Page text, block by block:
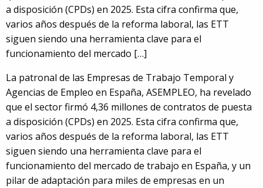
a disposición (CPDs) en 2025. Esta cifra confirma que,
varios años después de la reforma laboral, las ETT
siguen siendo una herramienta clave para el
funcionamiento del mercado […]
La patronal de las Empresas de Trabajo Temporal y
Agencias de Empleo en España, ASEMPLEO, ha revelado
que el sector firmó 4,36 millones de contratos de puesta
a disposición (CPDs) en 2025. Esta cifra confirma que,
varios años después de la reforma laboral, las ETT
siguen siendo una herramienta clave para el
funcionamiento del mercado de trabajo en España, y un
pilar de adaptación para miles de empresas en un